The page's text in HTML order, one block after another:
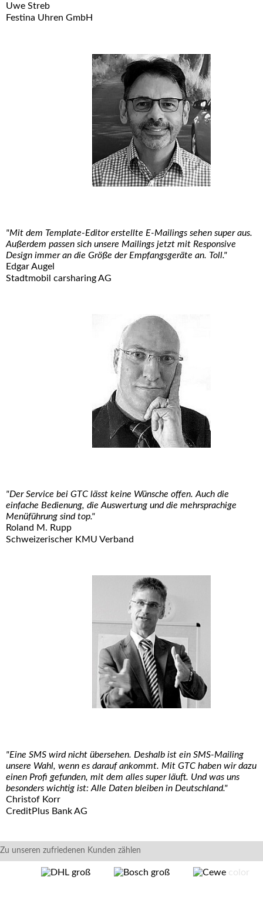
Uwe Streb
Festina Uhren GmbH
"Mit dem Template-Editor erstellte E-Mailings sehen super aus.
Außerdem passen sich unsere Mailings jetzt mit Responsive
Design immer an die Größe der Empfangsgeräte an. Toll."
Edgar Augel
Stadtmobil carsharing AG
"Der Service bei GTC lässt keine Wünsche offen. Auch die
einfache Bedienung, die Auswertung und die mehrsprachige
Menüführung sind top."
Roland M. Rupp
Schweizerischer KMU Verband
"Eine SMS wird nicht übersehen. Deshalb ist ein SMS-Mailing
unsere Wahl, wenn es darauf ankommt. Mit GTC haben wir dazu
einen Profi gefunden, mit dem alles super läuft. Und was uns
besonders wichtig ist: Alle Daten bleiben in Deutschland."
Christof Korr
CreditPlus Bank AG
Zu unseren zufriedenen Kunden zählen